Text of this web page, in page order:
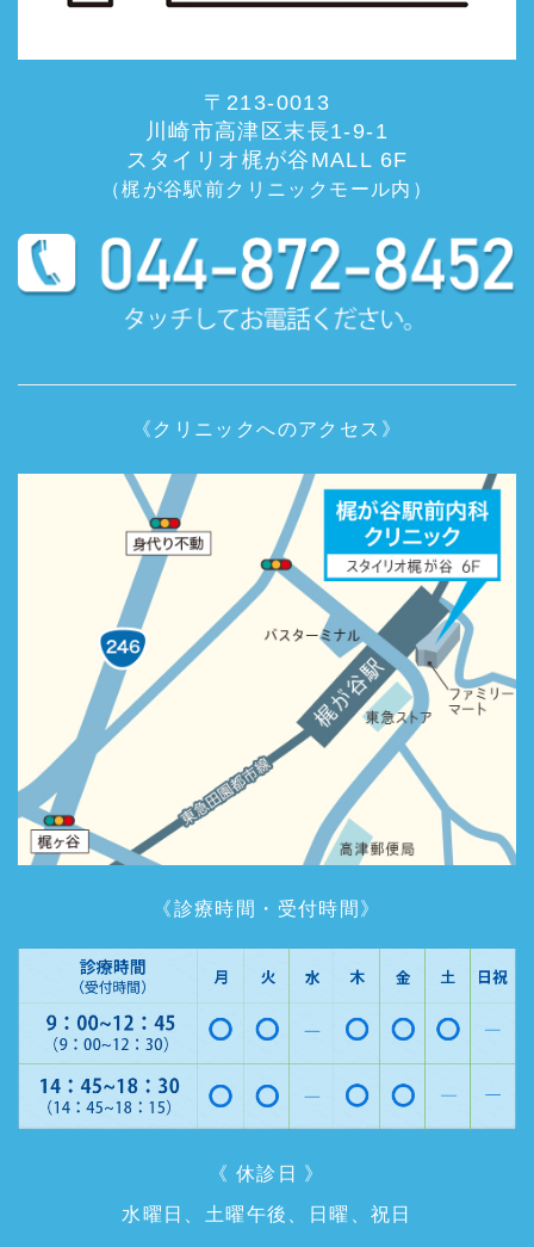
〒213-0013
川崎市高津区末長1-9-1
スタイリオ梶が谷MALL 6F
（梶が谷駅前クリニックモール内）
《クリニックへのアクセス》
《診療時間・受付時間》
《 休診日 》
水曜日、土曜午後、日曜、祝日